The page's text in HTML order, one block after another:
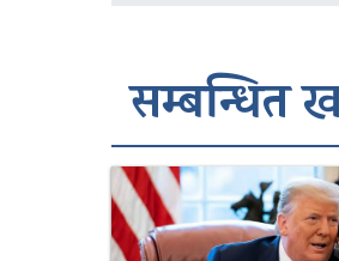
सम्बन्धित